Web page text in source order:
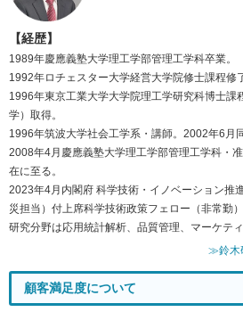
【経歴】
1989年慶應義塾大学理工学部管理工学科卒業。
1992年ロチェスター大学経営大学院修士課程修
1996年東京工業大学大学院理工学研究科博士課
学）取得。
1996年筑波大学社会工学系・講師。2002年6月
2008年4月慶應義塾大学理工学部管理工学科・
在に至る。
2023年4月内閣府 科学技術・イノベーション推
災担当）付上席科学技術政策フェロー（非常勤）
研究分野は応用統計解析、品質管理、マーケティ
≫鈴木
顧客満足度について